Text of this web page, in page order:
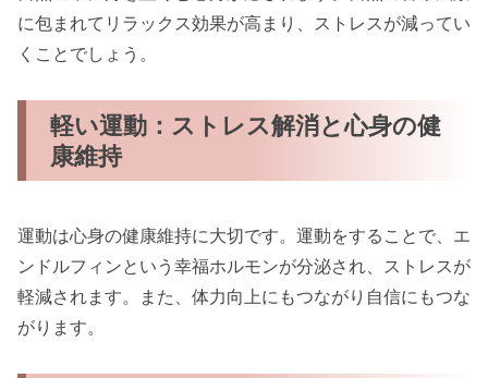
に包まれてリラックス効果が高まり、ストレスが減ってい
くことでしょう。
軽い運動：ストレス解消と心身の健
康維持
運動は心身の健康維持に大切です。運動をすることで、エ
ンドルフィンという幸福ホルモンが分泌され、ストレスが
軽減されます。また、体力向上にもつながり自信にもつな
がります。